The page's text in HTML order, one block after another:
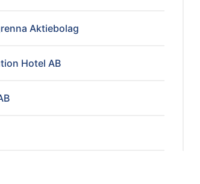
Aktiebolag
Hotel AB